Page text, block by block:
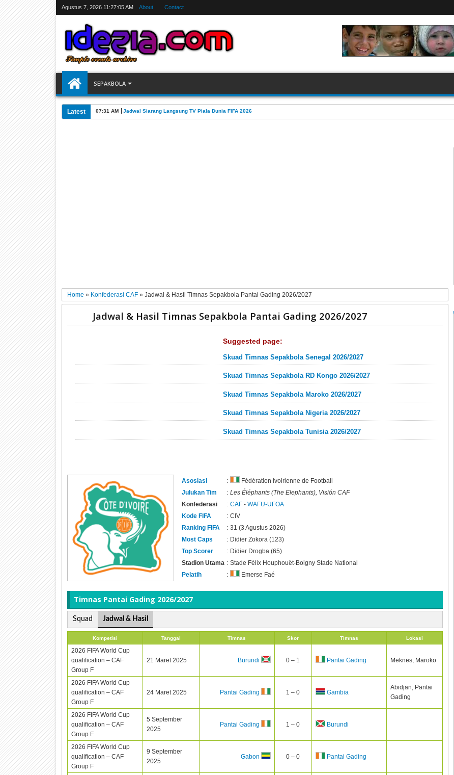
Agustus 7, 2026 11:27:06 AM About Contact
SEPAKBOLA
Latest 07:31 AM Jadwal Siarang Langsung TV Piala Dunia FIFA 2026
Home » Konfederasi CAF » Jadwal & Hasil Timnas Sepakbola Pantai Gading 2026/2027
Jadwal & Hasil Timnas Sepakbola Pantai Gading 2026/2027
Suggested page:
Skuad Timnas Sepakbola Senegal 2026/2027
Skuad Timnas Sepakbola RD Kongo 2026/2027
Skuad Timnas Sepakbola Maroko 2026/2027
Skuad Timnas Sepakbola Nigeria 2026/2027
Skuad Timnas Sepakbola Tunisia 2026/2027
Asosiasi :
Fédération Ivoirienne de Football
Julukan Tim
: Les Éléphants (The Elephants), Visión CAF
Konfederasi
: CAF- WAFU-UFOA
Kode FIFA
: CIV
Ranking FIFA
: 31 (3 Agustus 2026)
Most Caps
: Didier Zokora (123)
Top Scorer
: Didier Drogba (65)
Stadion Utama : Stade Félix Houphouët-Boigny Stade National
Pelatih
: Emerse Faé
Timnas Pantai Gading 2026/2027
Squad Jadwal & Hasil
Kompetisi Tanggal Timnas Skor Timnas Lokasi
2026 FIFA World Cup
qualification – CAF
Group F
21 Maret 2025 Burundi 0 – 1 Pantai Gading Meknes, Maroko
2026 FIFA World Cup
qualification – CAF
Group F
24 Maret 2025 Pantai Gading 1 – 0 Gambia
Abidjan, Pantai
Gading
2026 FIFA World Cup
qualification – CAF
Group F
5 September
2025
Pantai Gading 1 – 0 Burundi
2026 FIFA World Cup
qualification – CAF
Group F
9 September
2025
Gabon 0 – 0 Pantai Gading